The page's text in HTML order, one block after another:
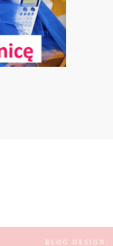
BLOG DESIGN: